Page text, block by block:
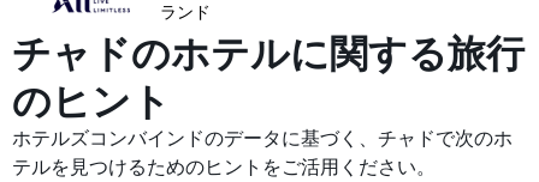
ランド
チャドの​ホテルに関する旅行
のヒント
ホテルズコンバインドのデータに基づく、チャドで次のホ
テルを見つけるためのヒントをご活用ください。